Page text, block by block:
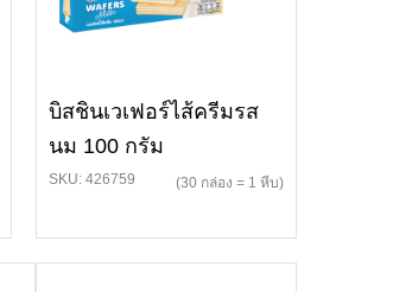
บิสชินเวเฟอร์ไส้ครีมรส
นม 100 กรัม
SKU: 426759 (30 กล่อง = 1 หีบ)